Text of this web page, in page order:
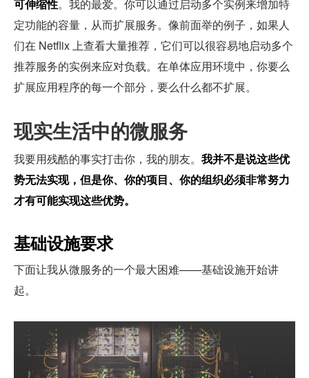
可伸缩性。我的最爱。你可以通过启动多个实例来增加特
定功能的容量，从而扩展服务。像前面举的例子，如果人
们在 Netflix 上查看大量推荐，它们可以很容易地启动多个
推荐服务的实例来应对负载。在单体应用环境中，你要么
扩展应用程序的每一个部分，要么什么都不扩展。
现实生活中的微服务
我要用残酷的事实打击你，我的朋友。 我并不是说这些优
势无法实现，但是你、你的项目、你的组织必须非常努力
才有可能实现这些优势。
基础设施要求
下面让我从微服务的一个最大困难——基础设施开始讲
起。